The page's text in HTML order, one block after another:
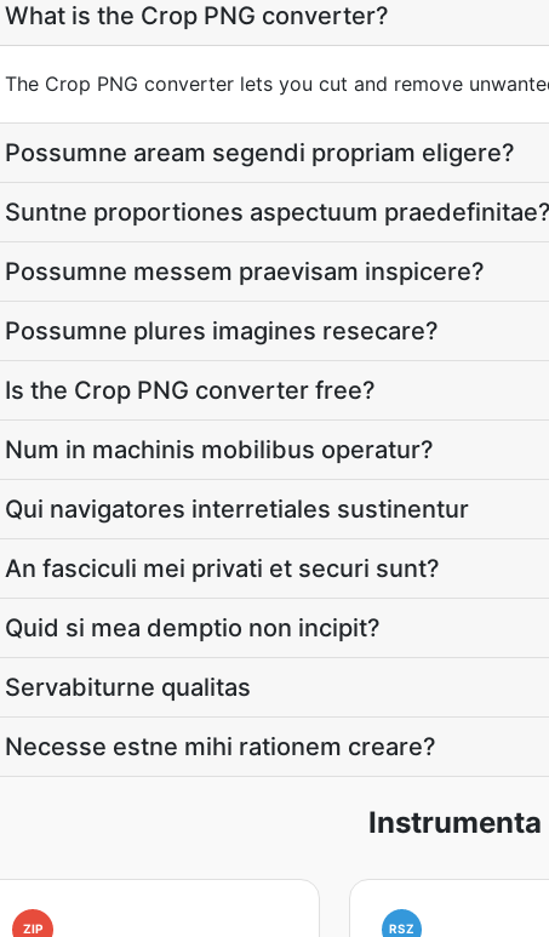
What is the Crop PNG converter?
The Crop PNG converter lets you cut and remove
Possumne aream segendi propriam eligere?
Suntne proportiones aspectuum praedefinitae?
Possumne messem praevisam inspicere?
Possumne plures imagines resecare?
Is the Crop PNG converter free?
Num in machinis mobilibus operatur?
Qui navigatores interretiales sustinentur
An fasciculi mei privati et securi sunt?
Quid si mea demptio non incipit?
Servabiturne qualitas
Necesse estne mihi rationem creare?
Instrumenta
ZIP RSZ